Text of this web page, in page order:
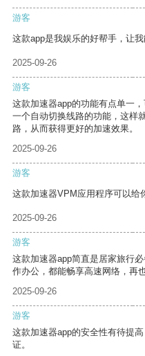
游客
这款app是我娱乐的好帮手，让
2025-09-26
游客
这款加速器app的功能有点单一
一个自动切换线路的功能，这样
路，从而获得更好的加速效果。
2025-09-26
游客
这款加速器VPM应用程序可以给
2025-09-26
游客
这款加速器app简直是居家旅行
作办公，都能畅享高速网络，再
2025-09-26
游客
这款加速器app的安全性有待提
证。